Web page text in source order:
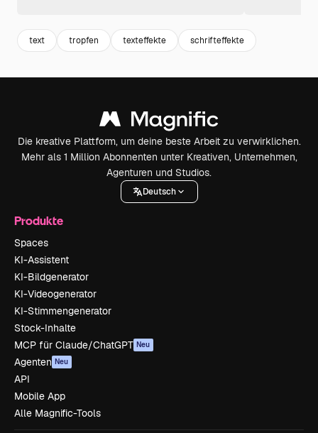
text tropfen texteffekte schrifteffekte
Die kreative Plattform, um deine beste Arbeit zu verwirklichen.
Mehr als 1 Million Abonnenten unter Kreativen, Unternehmen,
Agenturen und Studios.
Deutsch
Produkte
Spaces
KI-Assistent
KI-Bildgenerator
KI-Videogenerator
KI-Stimmengenerator
Stock-Inhalte
MCP für Claude/ChatGPT Neu
Agenten Neu
API
Mobile App
Alle Magnific-Tools